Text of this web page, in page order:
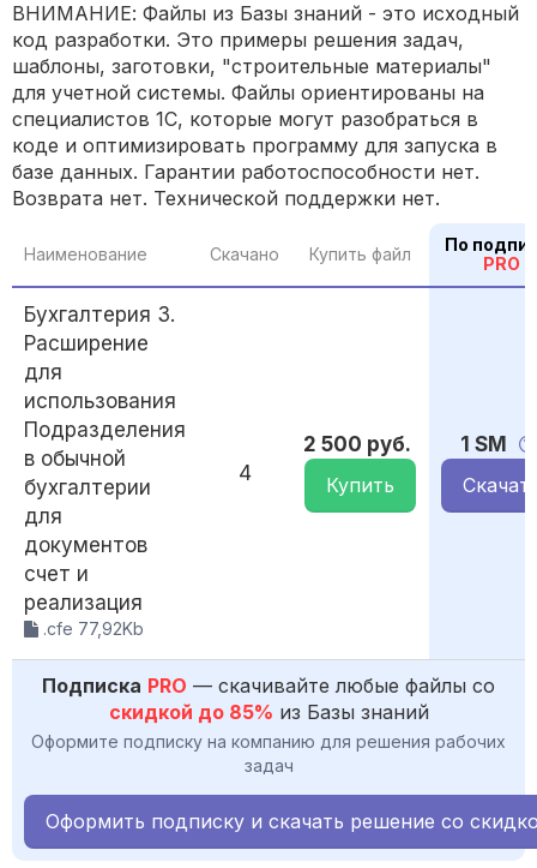
ВНИМАНИЕ: Файлы из Базы знаний - это исходный
код разработки. Это примеры решения задач,
шаблоны, заготовки, "строительные материалы"
для учетной системы. Файлы ориентированы на
специалистов 1С, которые могут разобраться в
коде и оптимизировать программу для запуска в
базе данных. Гарантии работоспособности нет.
Возврата нет. Технической поддержки нет.
Наименование Скачано Купить файл
По
PRO
Бухгалтерия 3.
Расширение
для
использования
Подразделения
в обычной
бухгалтерии
для
документов
счет и
реализация
.cfe 77,92Kb
4
2 500 руб.
Купить
1 SM
Подписка PRO — скачивайте любые файлы со
скидкой до 85% из Базы знаний
Оформите подписку на компанию для решения рабочих
задач
Оформить подписку и скачать решение со